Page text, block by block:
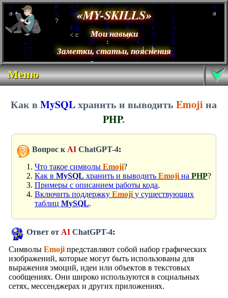
«MY-SKILLS»
Мои навыки
Заметки, статьи, пояснения
Меню
Как в MySQLхранить и выводить Emoji на
PHP.
Вопрос к AI ChatGPT-4:
Что такое символы Emoji?
Как в MySQL хранить и выводить Emoji на PHP?
Примеры с описанием работы кода.
Включить поддержку Emoji у существующих
таблиц MySQL.
Ответ от AI ChatGPT-4:
Символы Emoji представляют собой набор графических
изображений, которые могут быть использованы для
выражения эмоций, идеи или объектов в текстовых
сообщениях. Они широко используются в социальных
сетях, мессенджерах и других приложениях.